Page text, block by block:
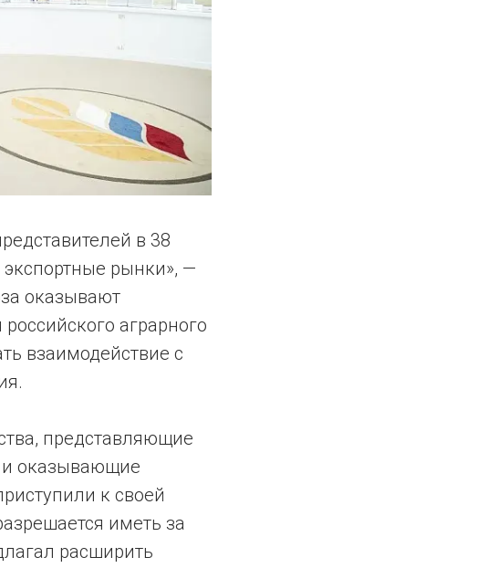
в 38
рынки», —
оказывают
аграрного
взаимодействие с
представляющие
и оказывающие
к своей
иметь за
расширить